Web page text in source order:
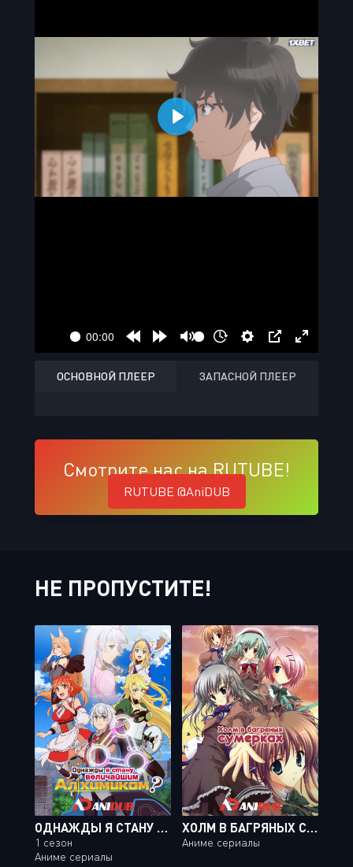
ОСНОВНОЙ ПЛЕЕР ЗАПАСНОЙ ПЛЕЕР
Смотрите нас на RUTUBE!
RUTUBE @AniDUB
НЕ ПРОПУСТИТЕ!
ОДНАЖДЫ Я СТАНУ ВЕЛИЧАЙШИМ АЛХИМИКОМ?
1 сезон
Аниме сериалы
ХОЛМ В БАГРЯНЫХ СУМЕРКАХ / AKANE-IRO NI SOMARU SAKA [12 ИЗ 12 + OVA]
Аниме сериалы